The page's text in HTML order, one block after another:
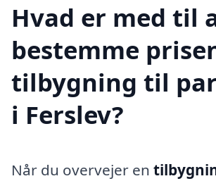
Hvad er med til
bestemme
tilbygning til
i Ferslev?
Når du overvejer en